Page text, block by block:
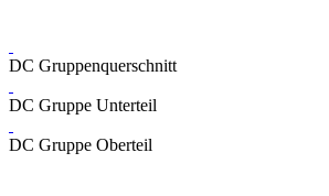
DC Gruppenquerschnitt
DC Gruppe Unterteil
DC Gruppe Oberteil